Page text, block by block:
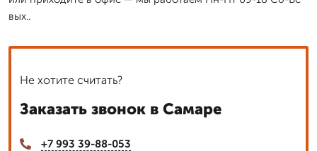
вых..
Не хотите считать?
Заказать звонок в Самаре
+7 993 39-88-053